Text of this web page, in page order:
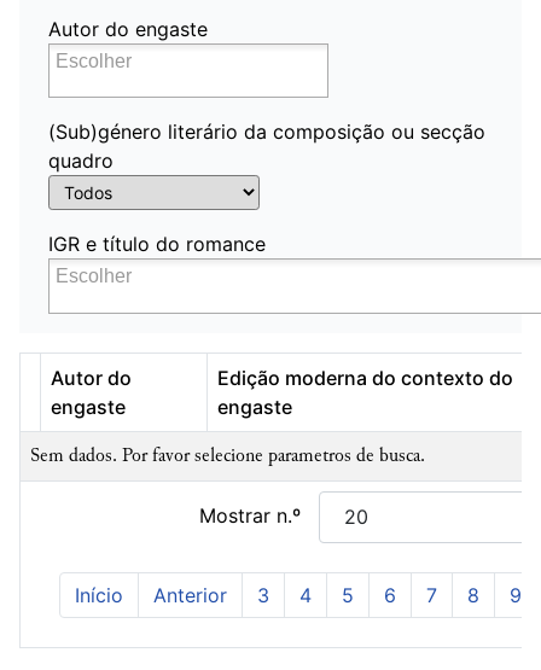
Autor do engaste
(Sub)género literário da composição ou secção
quadro
IGR e título do romance
Autor do
engaste
Edição moderna do contexto do
engaste
Mostrar n.º
Início Anterior 3 4 5 6 7 8 9
Sem dados. Por favor selecione parametros de busca.